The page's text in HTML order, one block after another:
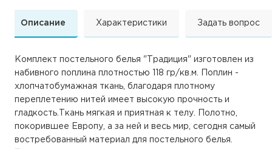
Описание Характеристики Задать вопрос
Комплект постельного белья "Традиция" изготовлен из
набивного поплина плотностью 118 гр/кв.м. Поплин -
хлопчатобумажная ткань, благодаря плотному
переплетению нитей имеет высокую прочность и
гладкость.Ткань мягкая и приятная к телу. Полотно,
покорившее Европу, а за ней и весь мир, сегодня самый
востребованный материал для постельного белья.